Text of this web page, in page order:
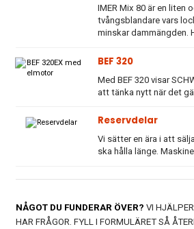
IMER Mix 80 är en liten
tvångsblandare vars
minskar dammängden.
BEF 320
Med BEF 320 visar
att tänka nytt när det
Reservdelar
Vi sätter en ära i att
ska hålla länge.
NÅGOT DU FUNDERAR ÖVER? VI
HAR FRÅGOR. FYLL I FORMULÄRET SÅ